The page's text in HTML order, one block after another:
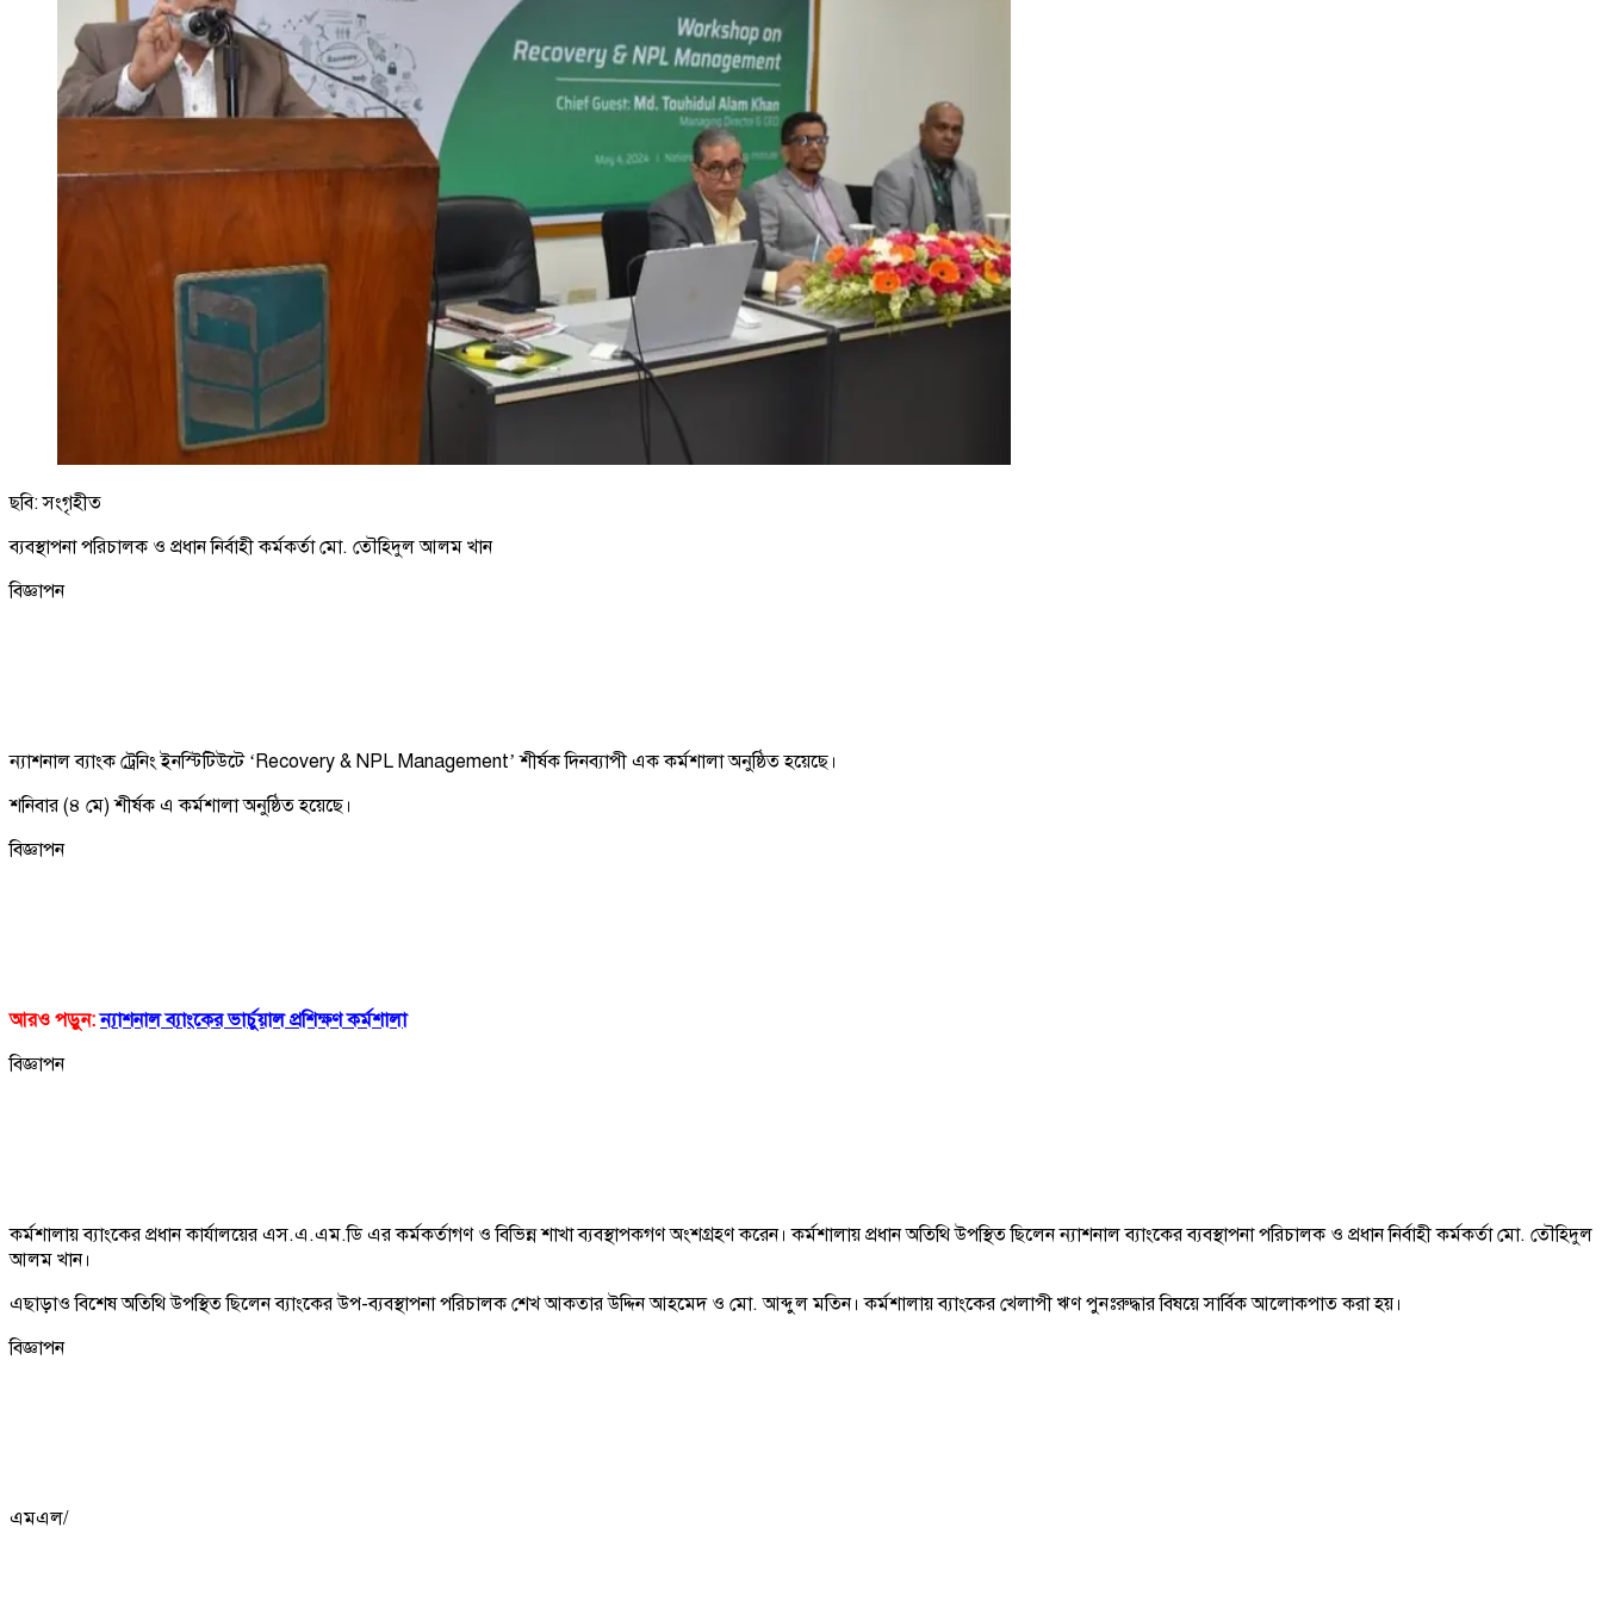
ছবি: সংগৃহীত
ব্যবস্থাপনা পরিচালক ও প্রধান নির্বাহী কর্মকর্তা মো. তৌহিদুল আলম খান
বিজ্ঞাপন
ন্যাশনাল ব্যাংক ট্রেনিং ইনস্টিটিউটে ‘Recovery & NPL Management’ শীর্ষক দিনব্যাপী এক কর্মশালা অনুষ্ঠিত হয়েছে।
শনিবার (৪ মে) শীর্ষক এ কর্মশালা অনুষ্ঠিত হয়েছে।
বিজ্ঞাপন
আরও পড়ুন: ন্যাশনাল ব্যাংকের ভার্চুয়াল প্রশিক্ষণ কর্মশালা
বিজ্ঞাপন
কর্মশালায় ব্যাংকের প্রধান কার্যালয়ের এস.এ.এম.ডি এর কর্মকর্তাগণ ও বিভিন্ন শাখা ব্যবস্থাপকগণ অংশগ্রহণ করেন। কর্মশালায় প্রধান অতিথি উপস্থিত ছিলেন ন্যাশনাল ব্যাংকের ব্যবস্থাপনা পরিচালক ও প্রধান নির্বাহী কর্মকর্তা মো. তৌহিদুল
আলম খান।
এছাড়াও বিশেষ অতিথি উপস্থিত ছিলেন ব্যাংকের উপ-ব্যবস্থাপনা পরিচালক শেখ আকতার উদ্দিন আহমেদ ও মো. আব্দুল মতিন। কর্মশালায় ব্যাংকের খেলাপী ঋণ পুনঃরুদ্ধার বিষয়ে সার্বিক আলোকপাত করা হয়।
বিজ্ঞাপন
এমএল/